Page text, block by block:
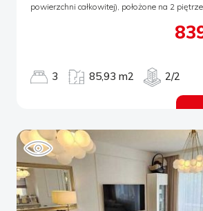
powierzchni całkowitej), położone na 2
nieopodal Puszczy Wkrzańskiej na osiedlu
terenów zielonych zachęca do aktywnego
wolnym powietrzu. Na powierzchnię 85,93
Salon z aneksem kuchennym o łącznej
znajduje się otwarta przestrzeń oraz
przynależy komórka lokatorska w cenie 10
płatne. Komórka posiada osobną księgę
Nieruchomość nie wymaga większych
gotowa do wprowadzenia. Polecam ze
lokalizację, atrakcyjną cenę oraz komfortowy
pomieszczeń. Zapraszam na prezentację.
3 85,93 m2 2/2